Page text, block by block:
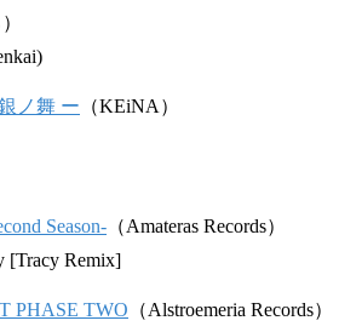
ノ舞 ー （KEiNA）
Season- （Amateras Records）
[Tracy Remix]
PHASE TWO （Alstroemeria Records）